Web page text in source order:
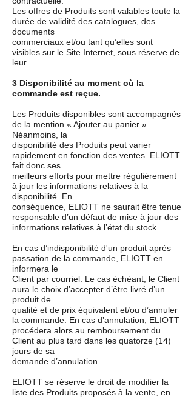
Les offres de Produits sont valables toute la
durée de validité des catalogues, des
documents
commerciaux et/ou tant qu’elles sont
visibles sur le Site Internet, sous réserve de
leur
3 Disponibilité au moment où la
commande est reçue.
Les Produits disponibles sont accompagnés
de la mention « Ajouter au panier »
Néanmoins, la
disponibilité des Produits peut varier
rapidement en fonction des ventes. ELIOTT
fait donc ses
meilleurs efforts pour mettre régulièrement
à jour les informations relatives à la
disponibilité. En
conséquence, ELIOTT ne saurait être tenue
responsable d’un défaut de mise à jour des
informations relatives à l’état du stock.
En cas d’indisponibilité d'un produit après
passation de la commande, ELIOTT en
informera le
Client par courriel. Le cas échéant, le Client
aura le choix d’accepter d’être livré d’un
produit de
qualité et de prix équivalent et/ou d’annuler
la commande. En cas d’annulation, ELIOTT
procédera alors au remboursement du
Client au plus tard dans les quatorze (14)
jours de sa
demande d’annulation.
ELIOTT se réserve le droit de modifier la
liste des Produits proposés à la vente, en